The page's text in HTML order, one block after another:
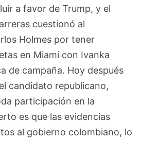
a favor de Trump, y el
cuestionó al
Holmes por tener
en Miami con Ivanka
de campaña. Hoy después
candidato republicano,
participación en la
es que las evidencias
al gobierno colombiano, lo